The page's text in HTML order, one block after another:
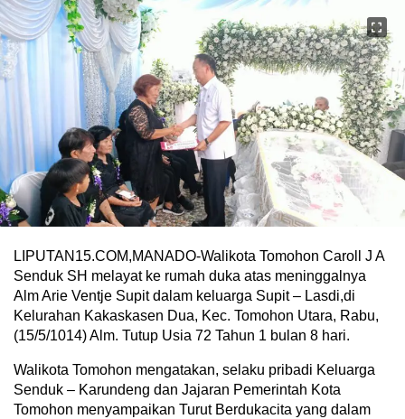
LIPUTAN15.COM,MANADO-Walikota Tomohon Caroll J A
Senduk SH melayat ke rumah duka atas meninggalnya
Alm Arie Ventje Supit dalam keluarga Supit – Lasdi,di
Kelurahan Kakaskasen Dua, Kec. Tomohon Utara, Rabu,
(15/5/1014) Alm. Tutup Usia 72 Tahun 1 bulan 8 hari.
Walikota Tomohon mengatakan, selaku pribadi Keluarga
Senduk – Karundeng dan Jajaran Pemerintah Kota
Tomohon menyampaikan Turut Berdukacita yang dalam